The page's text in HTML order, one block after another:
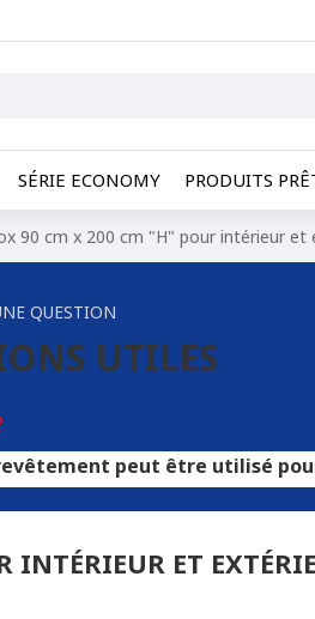
SÉRIE ECONOMY PRODUITS
90 cm x 200 cm "H" pour intérieur et
QUESTION
UTILES
peut être utilisé pour les
INTÉRIEUR ET